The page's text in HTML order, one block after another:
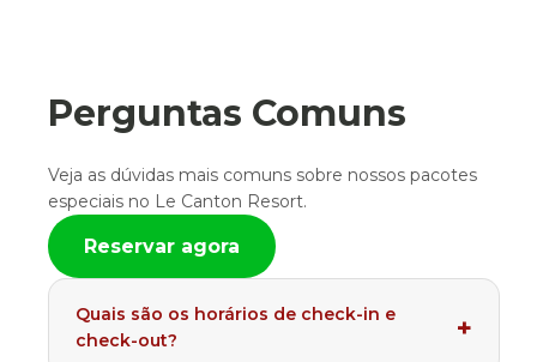
Perguntas Comuns
Veja as dúvidas mais comuns sobre nossos pacotes
especiais no Le Canton Resort.
Reservar agora
Quais são os horários de check-in e
check-out?